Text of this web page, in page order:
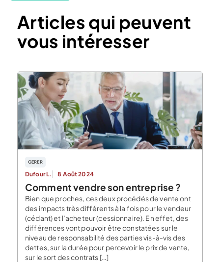
Articles qui peuvent
vous intéresser
GERER
Dufour L. 8 Août 2024
Comment vendre son entreprise ?
Bien que proches, ces deux procédés de vente ont
des impacts très différents à la fois pour le vendeur
(cédant) et l’acheteur (cessionnaire). En effet, des
différences vont pouvoir être constatées sur le
niveau de responsabilité des parties vis-à-vis des
dettes, sur la durée pour percevoir le prix de vente,
sur le sort des contrats […]